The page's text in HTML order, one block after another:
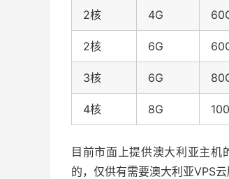
2核 4G
2核 6G
3核 6G
4核 8G
目前市面上提供澳大利亚主
的，仅供有需要澳大利亚VPS